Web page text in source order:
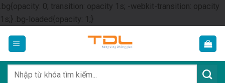
.bg{opacity: 0; transition: opacity 1s; -webkit-transition: opacity
1s;} .bg-loaded{opacity: 1;}Skip
content
kiếm: